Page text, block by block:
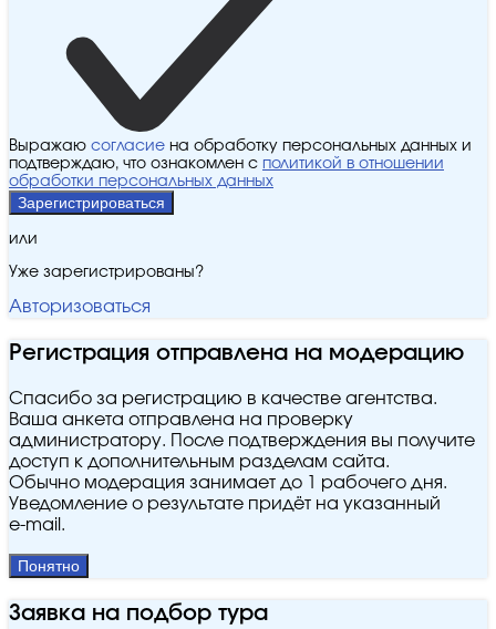
Выражаю согласие на обработку персональных данных и
подтверждаю, что ознакомлен с политикой в отношении
обработки персональных данных
Зарегистрироваться
или
Уже зарегистрированы?
Авторизоваться
Регистрация отправлена на модерацию
Спасибо за регистрацию в качестве агентства.
Ваша анкета отправлена на проверку
администратору. После подтверждения вы получите
доступ к дополнительным разделам сайта.
Обычно модерация занимает до 1 рабочего дня.
Уведомление о результате придёт на указанный
e‑mail.
Понятно
Заявка на подбор тура